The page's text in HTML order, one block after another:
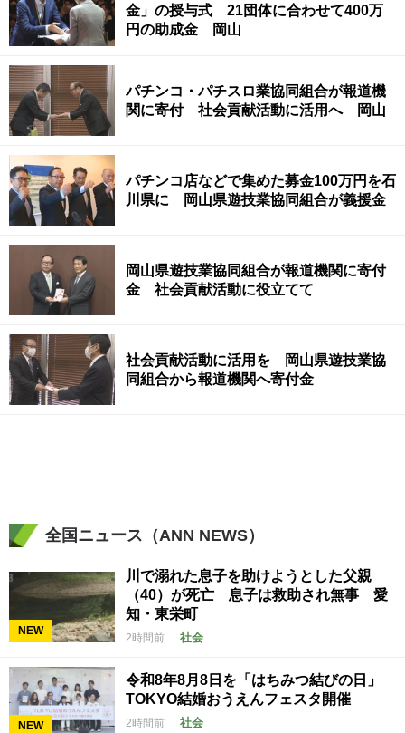
金」の授与式 21団体に合わせて400万
円の助成金 岡山
パチンコ・パチスロ業協同組合が報道機
関に寄付 社会貢献活動に活用へ 岡山
パチンコ店などで集めた募金100万円を石
川県に 岡山県遊技業協同組合が義援金
岡山県遊技業協同組合が報道機関に寄付
金 社会貢献活動に役立てて
社会貢献活動に活用を 岡山県遊技業協
同組合から報道機関へ寄付金
全国ニュース（ANN NEWS）
NEW
川で溺れた息子を助けようとした父親
（40）が死亡 息子は救助され無事 愛
知・東栄町
2時間前 社会
NEW
令和8年8月8日を「はちみつ結びの日」
TOKYO結婚おうえんフェスタ開催
2時間前 社会